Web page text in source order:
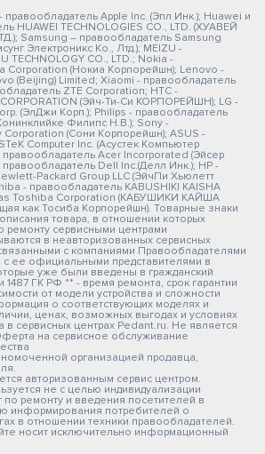
Apple Inc. (Эпл Инк.); Huawei и
HUAWEI TECHNOLOGIES CO., LTD. (ХУАВЕЙ
Samsung – правообладатель Samsung
Электроникс Ко., Лтд.); MEIZU -
TECHNOLOGY CO., LTD.; Nokia -
Corporation (Нокиа Корпорейшн); Lenovo -
(Beijing) Limited; Xiaomi - правообладатель
ZTE Corporation; HTC -
(Эйч-Ти-Си КОРПОРЕЙШН); LG -
(ЭлДжи Корп.); Philips - правообладатель
Филипс Н.В.); Sony -
Corporation (Сони Корпорейшн); ASUS -
Computer Inc. (Асустек Компьютер
правообладатель Acer Incorporated (Эйсер
правообладатель Dell Inc.(Делл Инк.); HP -
Packard Group LLC (ЭйчПи Хьюлетт
- правообладатель KABUSHIKI KAISHA
Toshiba Corporation (КАБУШИКИ КАЙША
как Тосиба Корпорейшн). Товарные знаки
товара, в отношении которых
ремонту сервисными центрами
в неавторизованных сервисных
связанными с компаниями Правообладателями
с ее официальными представителями в
уже были введены в гражданский
1487 ГК РФ ** - время ремонта, срок гарантии
от модели устройства и сложности
о соответствующих моделях и
ценах, возможных выгодах и условиях
в сервисных центрах Pedant.ru. Не является
на сервисное обслуживание
организацией продавца,
авторизованным сервис центром.
не с целью индивидуализации
по ремонту и введения посетителей в
информирования потребителей о
в отношении техники правообладателей.
носит исключительно информационный